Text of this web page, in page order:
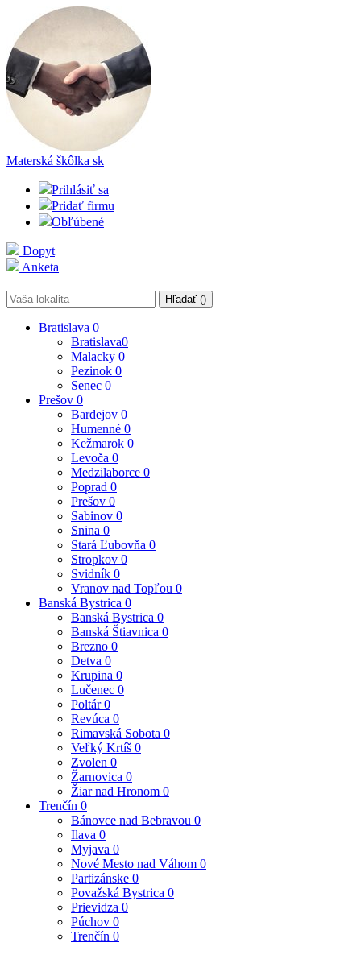
Materská škôlka sk
Prihlásiť sa
Pridať firmu
Obľúbené
Dopyt
Anketa
Hľadať ()
Bratislava 0
Bratislava0
Malacky 0
Pezinok 0
Senec 0
Prešov 0
Bardejov 0
Humenné 0
Kežmarok 0
Levoča 0
Medzilaborce 0
Poprad 0
Prešov 0
Sabinov 0
Snina 0
Stará Ľubovňa 0
Stropkov 0
Svidník 0
Vranov nad Topľou 0
Banská Bystrica 0
Banská Bystrica 0
Banská Štiavnica 0
Brezno 0
Detva 0
Krupina 0
Lučenec 0
Poltár0
Revúca 0
Rimavská Sobota 0
Veľký Krtíš 0
Zvolen 0
Žarnovica 0
Žiar nad Hronom 0
Trenčín 0
Bánovce nad Bebravou 0
Ilava 0
Myjava 0
Nové Mesto nad Váhom 0
Partizánske 0
Považská Bystrica 0
Prievidza 0
Púchov 0
Trenčín 0